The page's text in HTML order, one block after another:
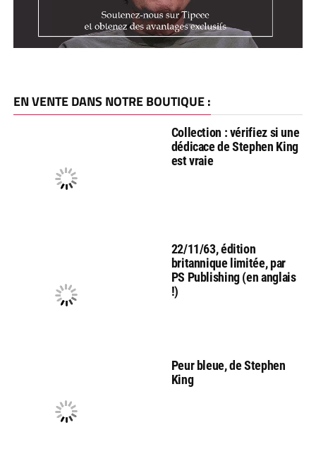
EN VENTE DANS NOTRE BOUTIQUE :
Collection : vérifiez si une
dédicace de Stephen King
est vraie
22/11/63, édition
britannique limitée, par
PS Publishing (en anglais
!)
Peur bleue, de Stephen
King